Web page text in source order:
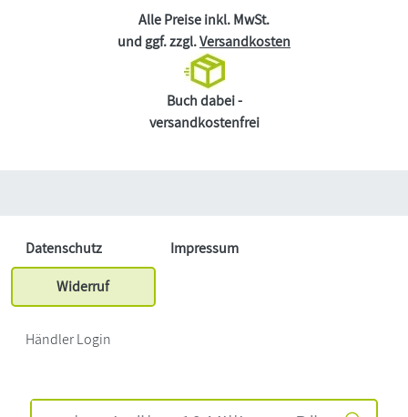
Alle Preise inkl. MwSt.
und ggf. zzgl.Versandkosten
Buch dabei -
versandkostenfrei
Datenschutz
Impressum
Widerruf
Händler Login